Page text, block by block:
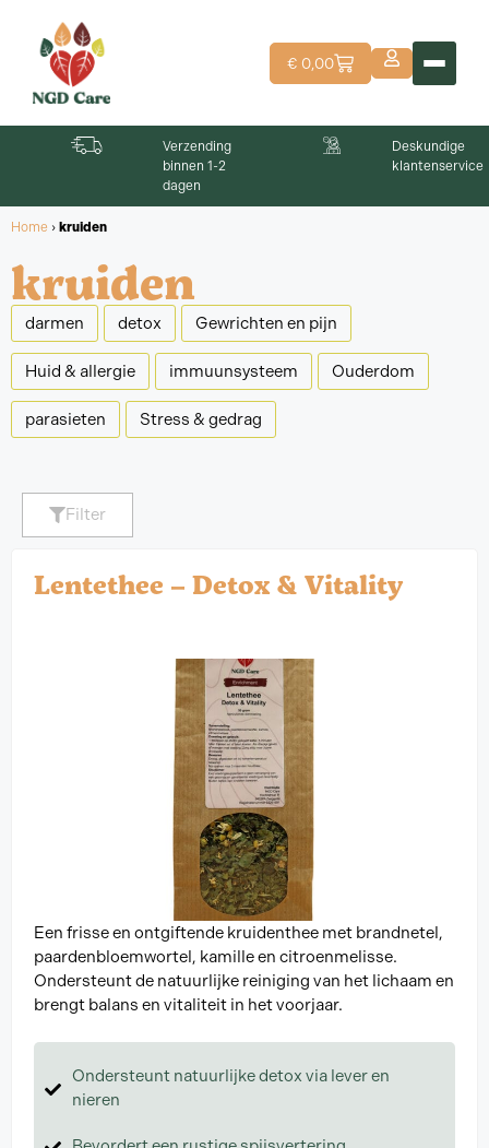
€ 0,00
Deskundige
Home › kruiden
kruiden
darmen detox Gewrichten en pijn
Huid & allergie immuunsysteem Ouderdom
parasieten Stress & gedrag
Filter
Lentethee – Detox & Vitality
Een frisse en ontgiftende kruidenthee met brandnetel,
paardenbloemwortel, kamille en citroenmelisse.
Ondersteunt de natuurlijke reiniging van het lichaam en
brengt balans en vitaliteit in het voorjaar.
Ondersteunt natuurlijke detox via lever en
nieren